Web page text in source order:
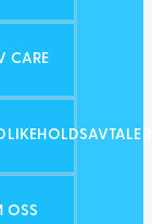
CARE
OSS